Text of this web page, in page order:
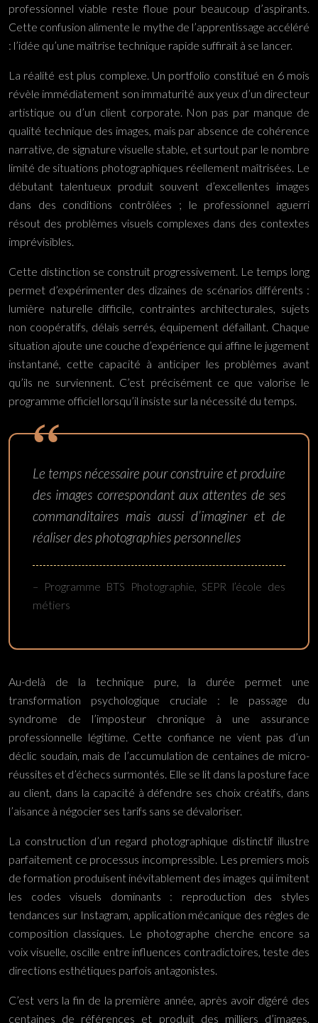
professionnel viable reste floue pour beaucoup d’aspirants.
Cette confusion alimente le mythe de l’apprentissage accéléré
: l’idée qu’une maîtrise technique rapide suffirait à se lancer.
La réalité est plus complexe. Un portfolio constitué en 6 mois
révèle immédiatement son immaturité aux yeux d’un directeur
artistique ou d’un client corporate. Non pas par manque de
qualité technique des images, mais par absence de cohérence
narrative, de signature visuelle stable, et surtout par le nombre
limité de situations photographiques réellement maîtrisées. Le
débutant talentueux produit souvent d’excellentes images
dans des conditions contrôlées ; le professionnel aguerri
résout des problèmes visuels complexes dans des contextes
imprévisibles.
Cette distinction se construit progressivement. Le temps long
permet d’expérimenter des dizaines de scénarios différents :
lumière naturelle difficile, contraintes architecturales, sujets
non coopératifs, délais serrés, équipement défaillant. Chaque
situation ajoute une couche d’expérience qui affine le jugement
instantané, cette capacité à anticiper les problèmes avant
qu’ils ne surviennent. C’est précisément ce que valorise le
programme officiel lorsqu’il insiste sur la nécessité du temps.
Le temps nécessaire pour construire et produire
des images correspondant aux attentes de ses
commanditaires mais aussi d’imaginer et de
réaliser des photographies personnelles
– Programme BTS Photographie, SEPR l’école des
métiers
Au-delà de la technique pure, la durée permet une
transformation psychologique cruciale : le passage du
syndrome de l’imposteur chronique à une assurance
professionnelle légitime. Cette confiance ne vient pas d’un
déclic soudain, mais de l’accumulation de centaines de micro-
réussites et d’échecs surmontés. Elle se lit dans la posture face
au client, dans la capacité à défendre ses choix créatifs, dans
l’aisance à négocier ses tarifs sans se dévaloriser.
La construction d’un regard photographique distinctif illustre
parfaitement ce processus incompressible. Les premiers mois
de formation produisent inévitablement des images qui imitent
les codes visuels dominants : reproduction des styles
tendances sur Instagram, application mécanique des règles de
composition classiques. Le photographe cherche encore sa
voix visuelle, oscille entre influences contradictoires, teste des
directions esthétiques parfois antagonistes.
C’est vers la fin de la première année, après avoir digéré des
centaines de références et produit des milliers d’images,